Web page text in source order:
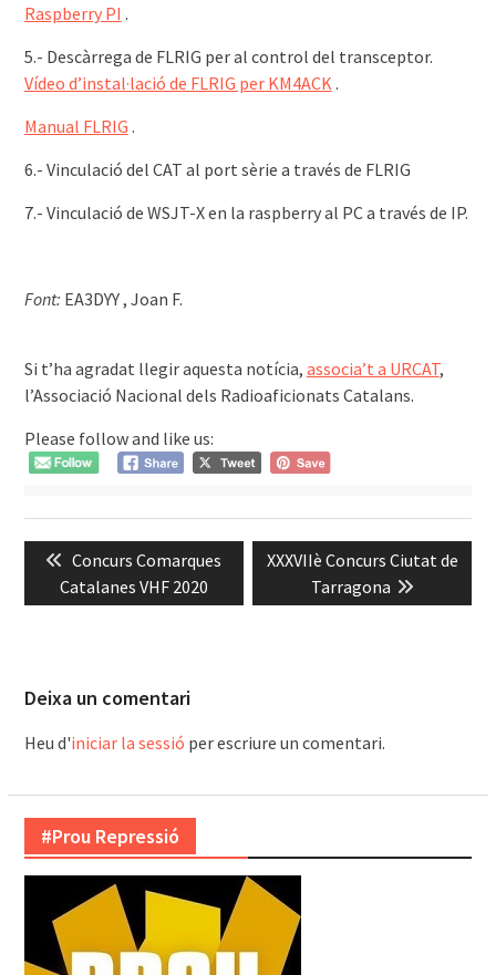
Raspberry PI .
5.- Descàrrega de FLRIG per al control del transceptor.
Vídeo d’instal·lació de FLRIG per KM4ACK .
Manual FLRIG .
6.- Vinculació del CAT al port sèrie a través de FLRIG
7.- Vinculació de WSJT-X en la raspberry al PC a través de IP.
Font: EA3DYY , Joan F.
Si t’ha agradat llegir aquesta notícia, associa’t a URCAT,
l’Associació Nacional dels Radioaficionats Catalans.
Please follow and like us:
Navegació
d'entrades
Previous
post:
Concurs Comarques
Catalanes VHF 2020
Next
XXXVIIè Concurs Ciutat de
Tarragona
Deixa un comentari
Heu d'iniciar la sessió per escriure un comentari.
#Prou Repressió